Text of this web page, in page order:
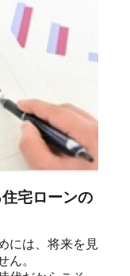
宅ローンの
には、将来を見
ん。